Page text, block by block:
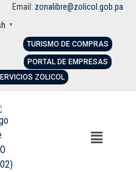
Email: zonalibre@zolicol.gob.pa
▼
TURISMO DE COMPRAS
PORTAL DE EMPRESAS
ZOLICOL